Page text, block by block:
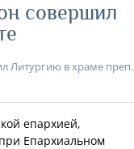
совершил
Литургию в храме преп.
епархией,
Епархиальном